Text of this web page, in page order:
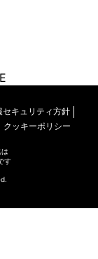
セキュリティ方針
クッキーポリシー
す